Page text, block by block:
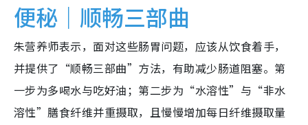
便秘｜顺畅三部曲
朱营养师表示，面对这些肠胃问题，应该从饮食着手，
并提供了“顺畅三部曲”方法，有助减少肠道阻塞。第
一步为多喝水与吃好油；第二步为“水溶性”与“非水
溶性”膳食纤维并重摄取，且慢慢增加每日纤维摄取量